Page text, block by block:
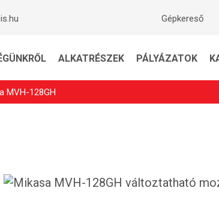
Gépkereső
ALKATRÉSZEK PÁLYÁZATOK
MVH-128GH